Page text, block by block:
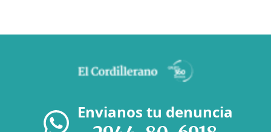
Envianos tu denuncia